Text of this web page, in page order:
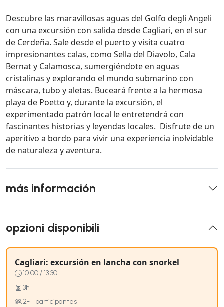
Descubre las maravillosas aguas del Golfo degli Angeli
con una excursión con salida desde Cagliari, en el sur
de Cerdeña. Sale desde el puerto y visita cuatro
impresionantes calas, como Sella del Diavolo, Cala
Bernat y Calamosca, sumergiéndote en aguas
cristalinas y explorando el mundo submarino con
máscara, tubo y aletas. Buceará frente a la hermosa
playa de Poetto y, durante la excursión, el
experimentado patrón local le entretendrá con
fascinantes historias y leyendas locales. Disfrute de un
aperitivo a bordo para vivir una experiencia inolvidable
de naturaleza y aventura.
más información
opzioni disponibili
Cagliari: excursión en lancha con snorkel
10:00 / 13:30
3h
2-11 participantes